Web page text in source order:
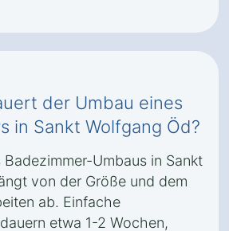
der Umbau eines
in Sankt Wolfgang Öd?
Badezimmer-Umbaus in Sankt
von der Größe und dem
ab. Einfache
etwa 1-2 Wochen,